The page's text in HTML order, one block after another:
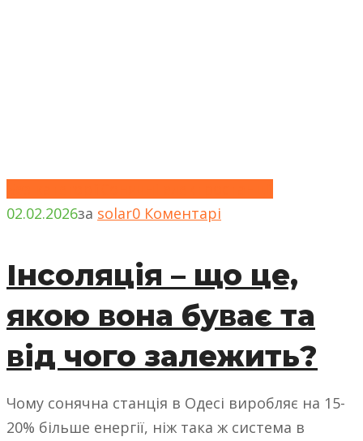
02.02.2026за solar0 Коментарі
Інсоляція – що це,
якою вона буває та
від чого залежить?
Чому сонячна станція в Одесі виробляє на 15-
20% більше енергії, ніж така ж система в